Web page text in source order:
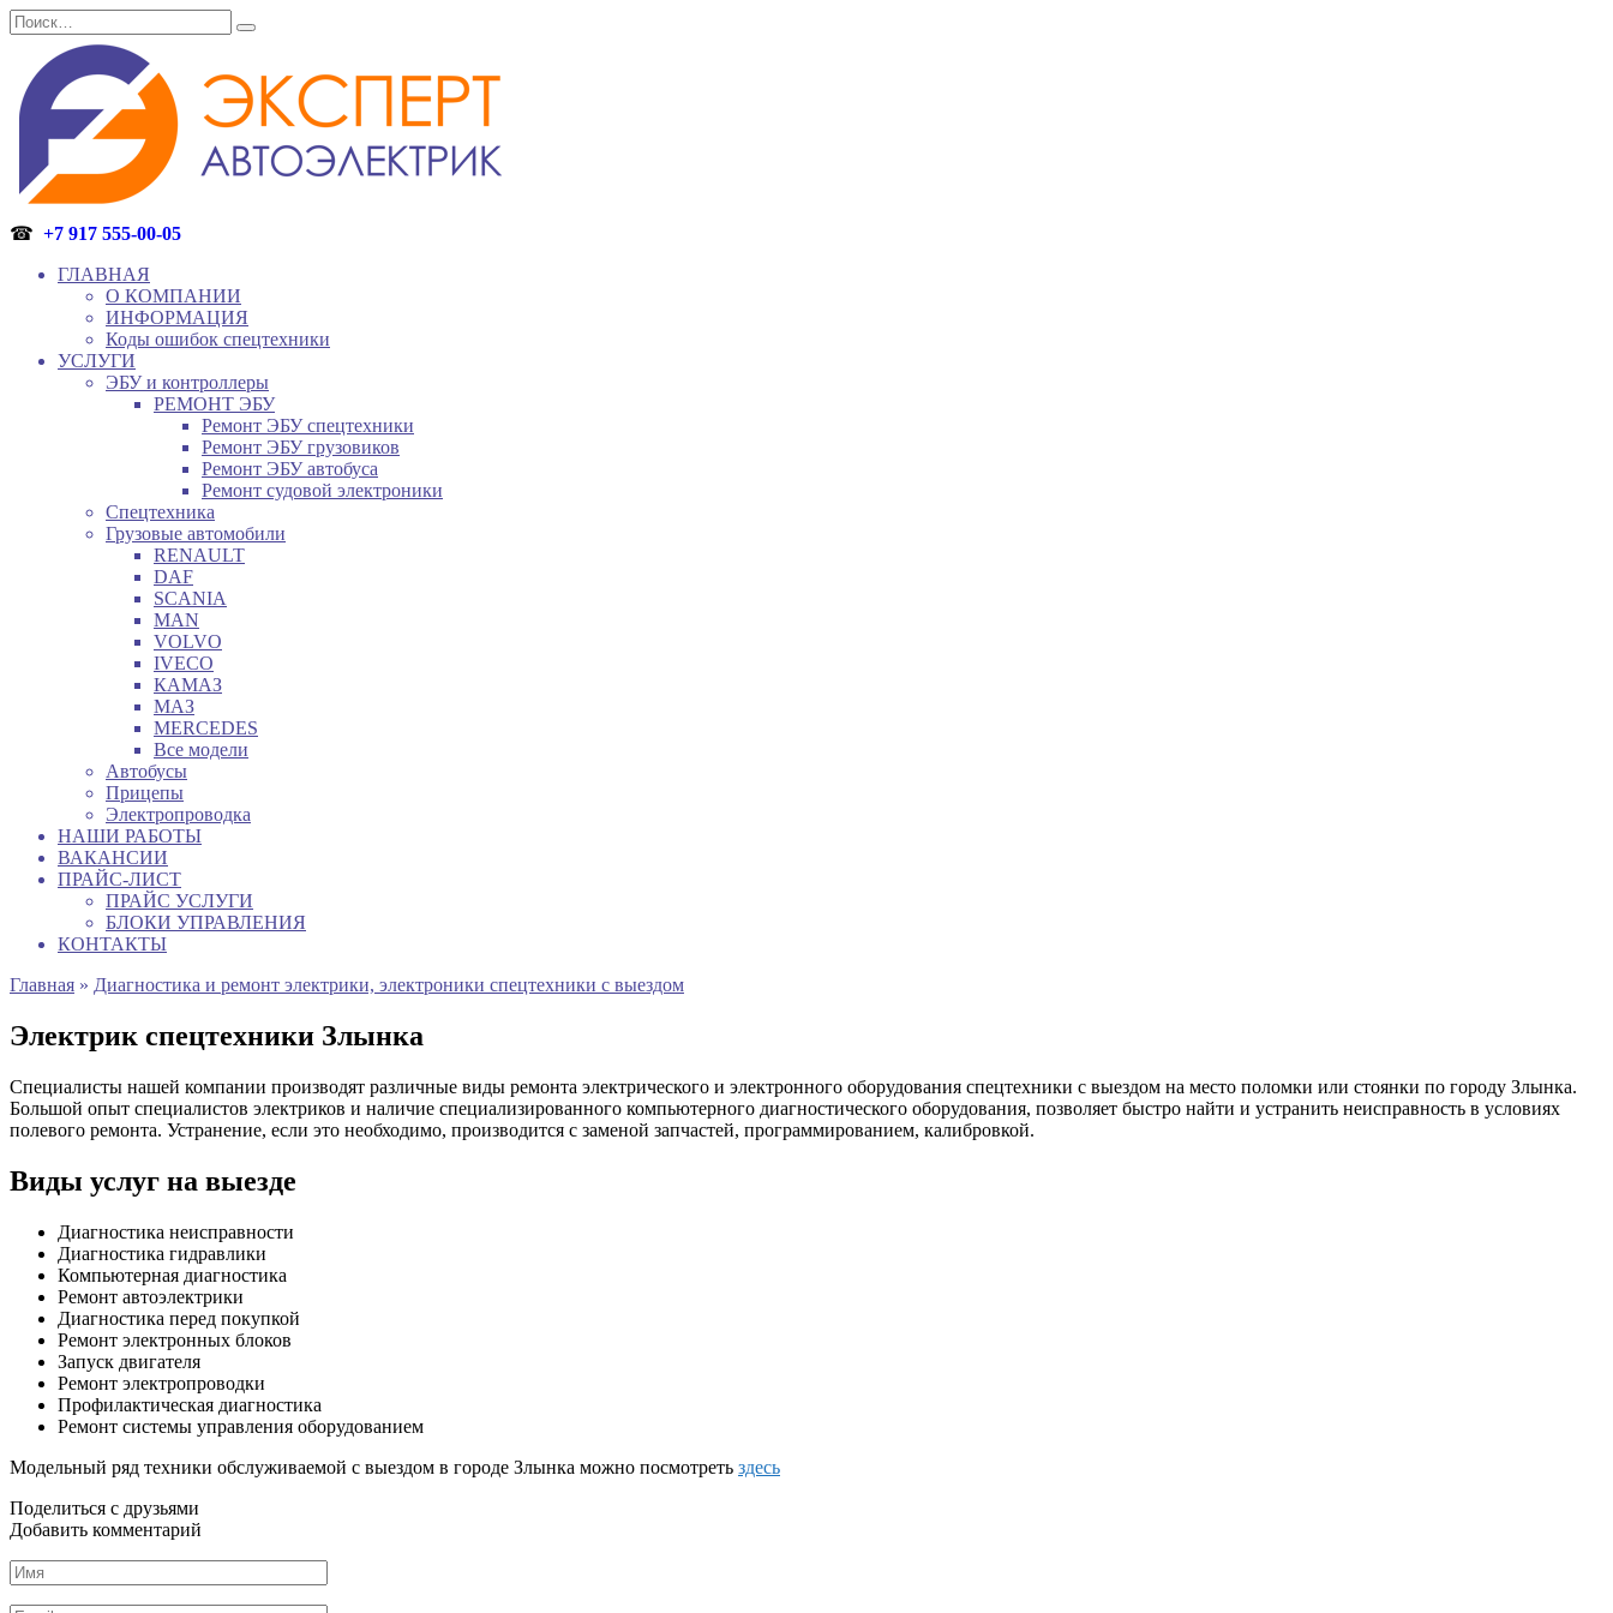
Перейти
к
содержанию
Search
for:
☎ +7 917 555-00-05
ГЛАВНАЯ
О КОМПАНИИ
ИНФОРМАЦИЯ
Коды ошибок спецтехники
УСЛУГИ
ЭБУ и контроллеры
РЕМОНТ ЭБУ
Ремонт ЭБУ спецтехники
Ремонт ЭБУ грузовиков
Ремонт ЭБУ автобуса
Ремонт судовой электроники
Спецтехника
Грузовые автомобили
RENAULT
DAF
SCANIA
MAN
VOLVO
IVECO
КАМАЗ
МАЗ
MERCEDES
Все модели
Автобусы
Прицепы
Электропроводка
НАШИ РАБОТЫ
ВАКАНСИИ
ПРАЙС-ЛИСТ
ПРАЙС УСЛУГИ
БЛОКИ УПРАВЛЕНИЯ
КОНТАКТЫ
Главная » Диагностика и ремонт электрики, электроники спецтехники с выездом
Электрик спецтехники Злынка
Специалисты нашей компании производят различные виды ремонта электрического и электронного оборудования спецтехники с выездом на место поломки или стоянки по городу Злынка.
Большой опыт специалистов электриков и наличие специализированного компьютерного диагностического оборудования, позволяет быстро найти и устранить неисправность в условиях
полевого ремонта. Устранение, если это необходимо, производится с заменой запчастей, программированием, калибровкой.
Виды услуг на выезде
Диагностика неисправности
Диагностика гидравлики
Компьютерная диагностика
Ремонт автоэлектрики
Диагностика перед покупкой
Ремонт электронных блоков
Запуск двигателя
Ремонт электропроводки
Профилактическая диагностика
Ремонт системы управления оборудованием
Модельный ряд техники обслуживаемой с выездом в городе Злынка можно посмотреть здесь
Поделиться с друзьями
Добавить комментарий
Имя
*